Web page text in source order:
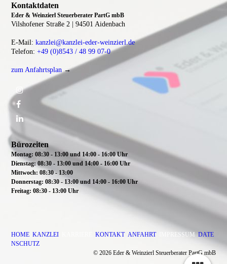
Kontaktdaten
Eder & Weinzierl Steuerberater PartG mbB
Vilshofener Straße 2 | 94501 Aidenbach
E-Mail:kanzlei@kanzlei-eder-weinzierl.de
Telefon:+49 (0)8543 / 48 99 07-0
zum Anfahrtsplan →
Bürozeiten
Montag: 08:30 - 13:00 und 14:00 - 16:00 Uhr
Dienstag:08:30 - 13:00 und 14:00 - 16:00 Uhr
Mittwoch:08:30 - 13:00
Donnerstag: 08:30 - 13:00 und 14:00 - 16:00 Uhr
Freitag: 08:30 - 13:00 Uhr
HOME KANZLEI KONTAKT ANFAHRT IMPRESSUM DATE
NSCHUTZ
© 2026 Eder & Weinzierl Steuerberater PartG mbB